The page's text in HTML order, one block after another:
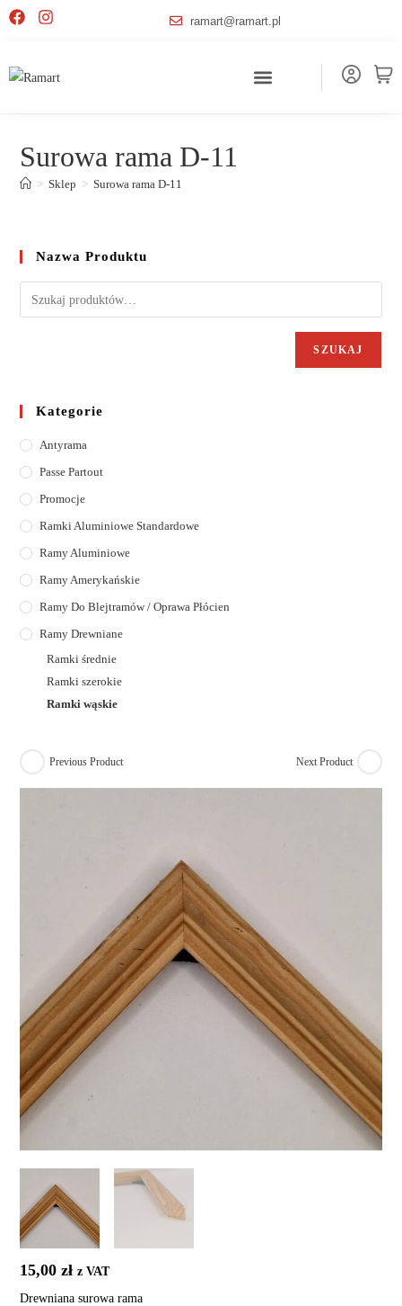
ramart@ramart.pl
Surowa rama D-11
> Sklep > Surowa rama D-11
Previous Product Next Product
15,00zł z VAT
Drewniana surowa rama
Nazwa Produktu
SZUKAJ
Kategorie
Antyrama
Passe Partout
Promocje
Ramki Aluminiowe Standardowe
Ramy Aluminiowe
Ramy Amerykańskie
Ramy Do Blejtramów / Oprawa Płócien
Ramy Drewniane
Ramki średnie
Ramki szerokie
Ramki wąskie